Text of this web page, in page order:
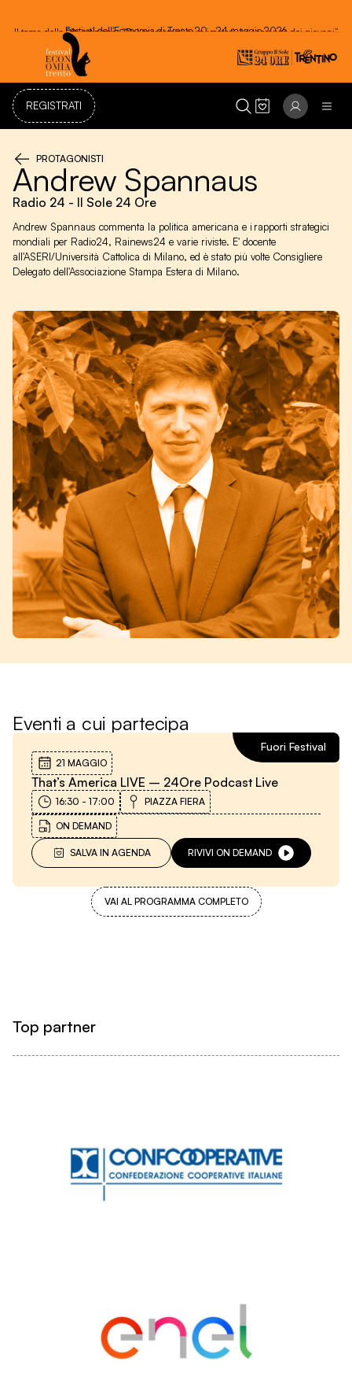
REGISTRATI
PROTAGONISTI
Andrew Spannaus
Radio 24 - Il Sole 24 Ore
Andrew Spannaus commenta la politica americana e i rapporti strategici
mondiali per Radio24, Rainews24 e varie riviste. E' docente
all'ASERI/Università Cattolica di Milano, ed è stato più volte Consigliere
Delegato dell'Associazione Stampa Estera di Milano.
Eventi a cui partecipa
21 MAGGIO
That’s America LIVE – 24Ore Podcast Live
Fuori Festival
16:30 - 17:00 PIAZZA FIERA
ON DEMAND
SALVA IN AGENDA RIVIVI ON DEMAND
VAI AL PROGRAMMA COMPLETO
Top partner